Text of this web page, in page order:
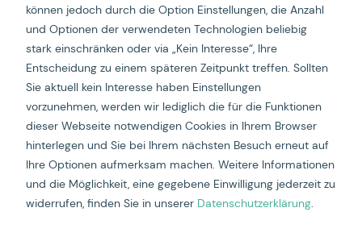
können jedoch durch die Option Einstellungen, die Anzahl
und Optionen der verwendeten Technologien beliebig
stark einschränken oder via „Kein Interesse“, Ihre
Entscheidung zu einem späteren Zeitpunkt treffen. Sollten
Sie aktuell kein Interesse haben Einstellungen
vorzunehmen, werden wir lediglich die für die Funktionen
dieser Webseite notwendigen Cookies in Ihrem Browser
hinterlegen und Sie bei Ihrem nächsten Besuch erneut auf
Ihre Optionen aufmerksam machen. Weitere Informationen
und die Möglichkeit, eine gegebene Einwilligung jederzeit zu
widerrufen, finden Sie in unserer Datenschutzerklärung.
Creative is the new
targeting – USM Case und
Insights
Gemeinsam mit Meta und USM laden wir am
Donnerstag, 28. November 2024zu einem exklusiven
Event im Headquarter von Meta in Zürich ein.
In unserem gemeinsamen Projekt mit USM und Meta
haben wir gezeigt, wie man hochwertigen,
markenkonformen Content agil für Social Media
produzieren kann, der trotzdem dem dynamischen Look